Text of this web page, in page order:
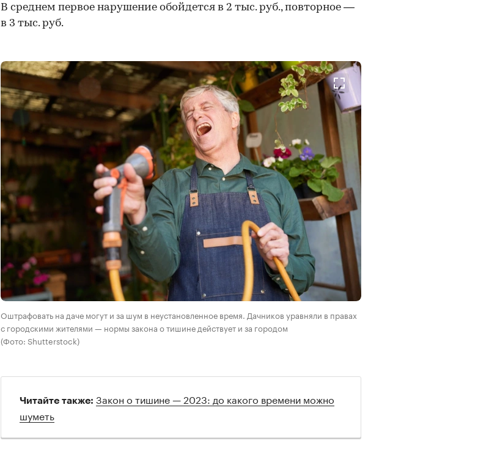
В среднем первое нарушение обойдется в 2 тыс. руб., повторное —
в 3 тыс. руб.
Оштрафовать на даче могут и за шум в неустановленное время. Дачников уравняли в правах
с городскими жителями — нормы закона о тишине действует и за городом
(Фото: Shutterstock)
Читайте также: Закон о тишине — 2023: до какого времени можно
шуметь